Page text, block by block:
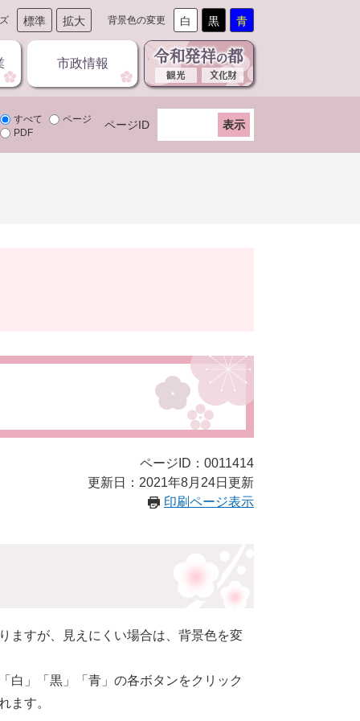
標準 拡大 背景色の変更 白 黒 青
市政情報
すべて
ページ
PDF
ページID
ページID：0011414
更新日：2021年8月24日更新
印刷ページ表示
ますが、見えにくい場合は、背景色を変
白」「黒」「青」の各ボタンをクリック
ます。